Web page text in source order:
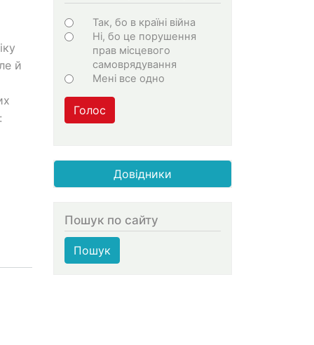
й
Choices
Так, бо в країні війна
Ні, бо це порушення
прав місцевого
самоврядування
Мені все одно
Голос
Довідники
Пошук по сайту
Пошук